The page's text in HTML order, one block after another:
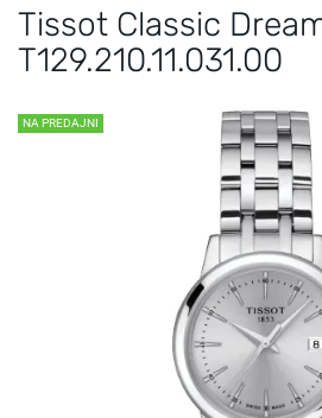
Tissot Classic
T129.210.11.031.00
NA PREDAJNI